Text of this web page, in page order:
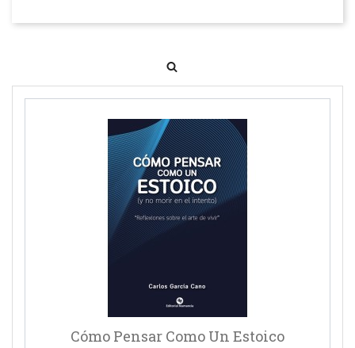
Cómo Pensar Como Un Estoico